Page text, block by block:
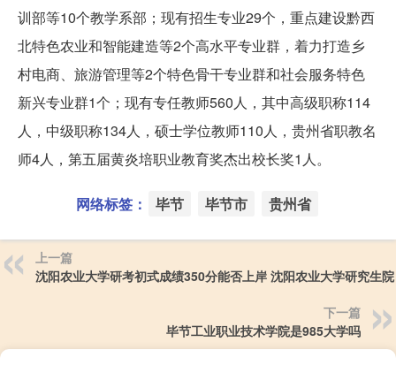
训部等10个教学系部；现有招生专业29个，重点建设黔西
北特色农业和智能建造等2个高水平专业群，着力打造乡
村电商、旅游管理等2个特色骨干专业群和社会服务特色
新兴专业群1个；现有专任教师560人，其中高级职称114
人，中级职称134人，硕士学位教师110人，贵州省职教名
师4人，第五届黄炎培职业教育奖杰出校长奖1人。
网络标签： 毕节 毕节市 贵州省
上一篇
沈阳农业大学研考初式成绩350分能否上岸 沈阳农业大学研究生院
下一篇
毕节工业职业技术学院是985大学吗